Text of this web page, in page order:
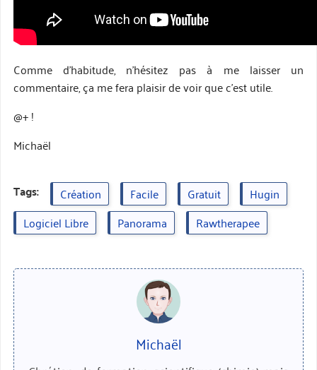
Comme d’habitude, n’hésitez pas à me laisser un
commentaire, ça me fera plaisir de voir que c’est utile.
@+ !
Michaël
Tags: Création Facile Gratuit
Hugin
Logiciel Libre
Panorama Rawtherapee
Michaël